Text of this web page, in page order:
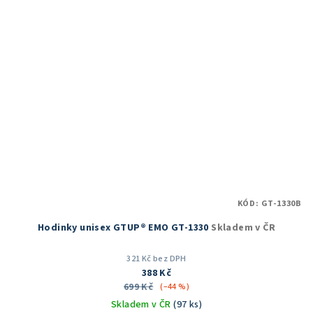
Hodinky unisex GTUP® EMO GT-1330 Skladem v ČR
321 Kč bez DPH
388 Kč
699 Kč (–44 %)
Skladem v ČR(97 ks)
KÓD: GT-1330B